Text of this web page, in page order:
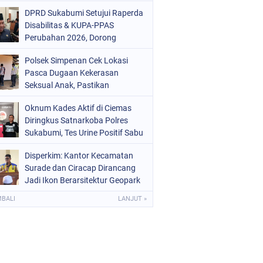
DPRD Sukabumi Setujui Raperda
Disabilitas & KUPA-PPAS
Perubahan 2026, Dorong
Polsek Simpenan Cek Lokasi
Pasca Dugaan Kekerasan
Seksual Anak, Pastikan
Oknum Kades Aktif di Ciemas
Diringkus Satnarkoba Polres
Sukabumi, Tes Urine Positif Sabu
Disperkim: Kantor Kecamatan
Surade dan Ciracap Dirancang
Jadi Ikon Berarsitektur Geopark
LANJUT »